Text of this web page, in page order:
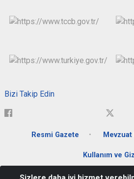
Bizi Takip Edin
Resmi Gazete
Kullanım ve